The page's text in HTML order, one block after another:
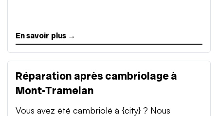
En savoir plus →
Réparation après cambriolage à
Mont-Tramelan
Vous avez été cambriolé à {city} ? Nous